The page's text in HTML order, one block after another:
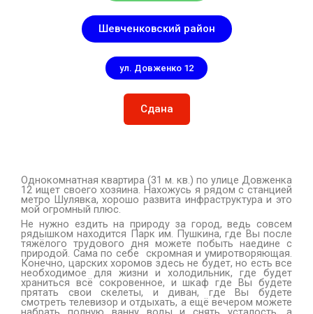
Шевченковский район
ул. Довженко 12
Сдана
аренда квартиры метро
Однокомнатная квартира (31 м. кв.) по улице Довженка
12 ищет своего хозяина. Нахожусь я рядом с станцией
метро Шулявка, хорошо развита инфраструктура и это
мой огромный плюс.
Не нужно ездить на природу за город, ведь совсем
рядышком находится Парк им. Пушкина, где Вы после
тяжёлого трудового дня можете побыть наедине с
природой. Сама по себе скромная и умиротворяющая.
Конечно, царских хоромов здесь не будет, но есть все
необходимое для жизни и холодильник, где будет
храниться всё сокровенное, и шкаф где Вы будете
прятать свои скелеты, и диван, где Вы будете
смотреть телевизор и отдыхать, а ещё вечером можете